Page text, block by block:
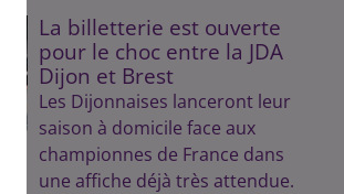
La billetterie est ouverte
pour le choc entre la JDA
Dijon et Brest
Les Dijonnaises lanceront leur
saison à domicile face aux
championnes de France dans
une affiche déjà très attendue.